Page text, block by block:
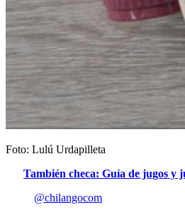
Foto: Lulú Urdapilleta
También checa: Guía de jugos y
@chilangocom